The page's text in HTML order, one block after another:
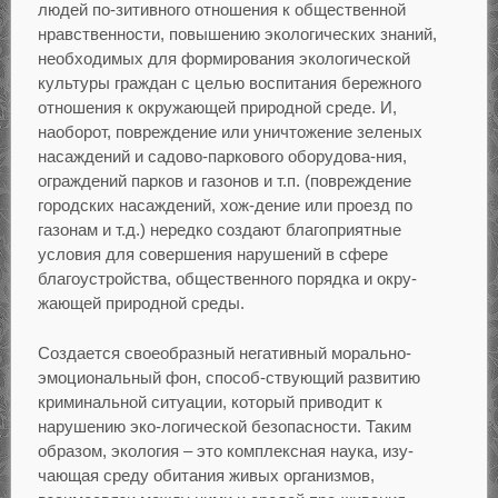
людей по-зитивного отношения к общественной
нравственности, повышению экологических знаний,
необходимых для формирования экологической
культуры граждан с целью воспитания бережного
отношения к окружающей природной среде. И,
наоборот, повреждение или уничтожение зеленых
насаждений и садово-паркового оборудова-ния,
ограждений парков и газонов и т.п. (повреждение
городских насаждений, хож-дение или проезд по
газонам и т.д.) нередко создают благоприятные
условия для совершения нарушений в сфере
благоустройства, общественного порядка и окру-
жающей природной среды.
Создается своеобразный негативный морально-
эмоциональный фон, способ-ствующий развитию
криминальной ситуации, который приводит к
нарушению эко-логической безопасности. Таким
образом, экология – это комплексная наука, изу-
чающая среду обитания живых организмов,